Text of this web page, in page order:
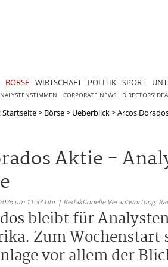
BÖRSE WIRTSCHAFT POLITIK SPORT
CORPORATE NEWS DIRECTORS'
Startseite> Börse> Ueberblick>Arcos
Aktie -
um 11:33 Uhr | Redaktionelle Verantwortung:
bleibt für
Zum
vor allem der